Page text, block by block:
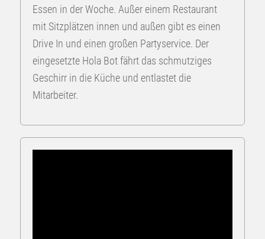
Essen in der Woche. Außer einem Restaurant
mit Sitzplätzen innen und außen gibt es einen
Drive In und einen großen Partyservice. Der
eingesetzte Hola Bot fährt das schmutziges
Geschirr in die Küche und entlastet die
Mitarbeiter.